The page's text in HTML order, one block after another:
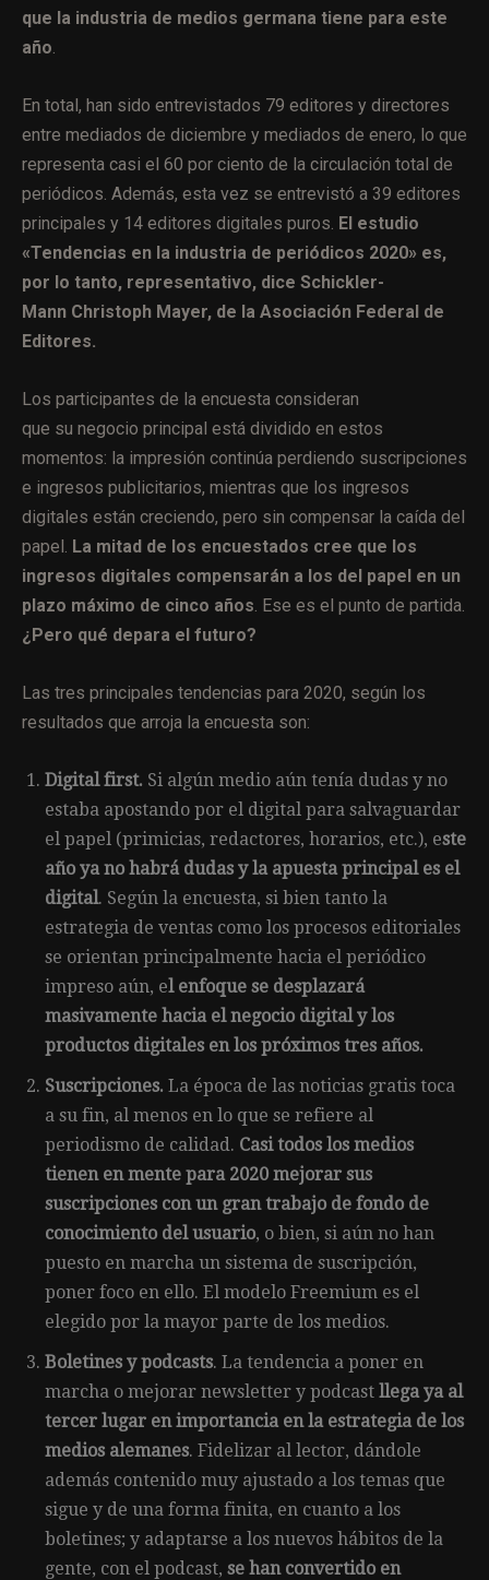
que la industria de medios germana tiene para este
año
En total, han sido entrevistados 79 editores y directores
entre mediados de diciembre y mediados de enero, lo que
representa casi el 60 por ciento de la circulación total de
periódicos. Además, esta vez se entrevistó a 39 editores
principales y 14 editores digitales puros. El estudio
«Tendencias en la industria de periódicos 2020» es,
por lo tanto, representativo, dice Schickler-
Mann Christoph Mayer, de la Asociación Federal de
Editores.
Los participantes de la encuesta consideran
que su negocio principal está dividido en estos
momentos: la impresión continúa perdiendo suscripciones
e ingresos publicitarios, mientras que los ingresos
digitales están creciendo, pero sin compensar la caída del
papel. La mitad de los encuestados cree que los
ingresos digitales compensarán a los del papel en un
plazo máximo de cinco años . Ese es el punto de partida.
¿Pero qué depara el futuro?
Las tres principales tendencias para 2020, según los
resultados que arroja la encuesta son:
Digital first. Si algún medio aún tenía dudas y no
estaba apostando por el digital para salvaguardar
el papel (primicias, redactores, horarios, etc.), este
año ya no habrá dudas y la apuesta principal es el
digital. Según la encuesta, si bien tanto la
estrategia de ventas como los procesos editoriales
se orientan principalmente hacia el periódico
impreso aún, el enfoque se desplazará
masivamente hacia el negocio digital y los
productos digitales en los próximos tres años.
Suscripciones. La época de las noticias gratis toca
a su fin, al menos en lo que se refiere al
periodismo de calidad. Casi todos los medios
tienen en mente para 2020 mejorar sus
suscripciones con un gran trabajo de fondo de
conocimiento del usuario, o bien, si aún no han
puesto en marcha un sistema de suscripción,
poner foco en ello. El modelo Freemium es el
elegido por la mayor parte de los medios.
Boletines y podcasts. La tendencia a poner en
marcha o mejorar newsletter y podcast llega ya al
tercer lugar en importancia en la estrategia de los
medios alemanes. Fidelizar al lector, dándole
además contenido muy ajustado a los temas que
sigue y de una forma finita, en cuanto a los
boletines; y adaptarse a los nuevos hábitos de la
gente, con el podcast, se han convertido en